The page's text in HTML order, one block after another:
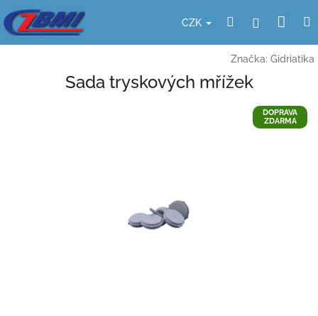
na
obsah
CZK HledatPřihlášení
Značka: Gidriatika
Sada tryskových mřížek
DOPRAVA
ZDARMA